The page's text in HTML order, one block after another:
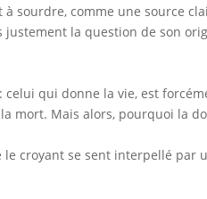
à sourdre, comme une source
la question de son
qui donne la vie, est
mort. Mais alors, pourquoi la
le croyant se sent interpellé par